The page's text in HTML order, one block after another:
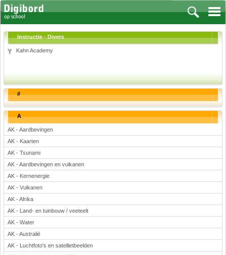
Vakken
Aardrijkskunde
Biologie
Engels
Frans, Duits, Chinees, Spaans
Geschiedenis
Handvaardigheid en Tekenen
Kunst en Cultuur
Levensbeschouwing
Lichamelijke opvoeding
Muziek
Natuurkunde
Nederlands
Rekenen
Scheikunde
Instructie - Divers
Kahn Academy
#
A
AK - Aardbevingen
AK - Kaarten
AK - Tsunami
AK - Aardbevingen en vulkanen
AK - Kernenergie
AK - Vulkanen
AK - Afrika
AK - Land- en tuinbouw / veeteelt
AK - Water
AK - Australië
AK - Luchtfoto's en satellietbeelden